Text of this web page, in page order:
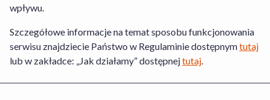
wpływu.
Szczegółowe informacje na temat sposobu funkcjonowania
serwisu znajdziecie Państwo w Regulaminie dostępnymtutaj
lub w zakładce: „Jak działamy” dostępnejtutaj.